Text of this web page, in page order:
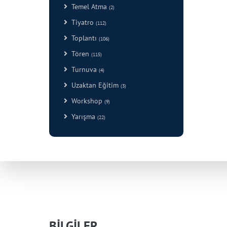
Temel Atma (2)
Tiyatro (112)
Toplantı (106)
Tören (115)
Turnuva (4)
Uzaktan Eğitim (3)
Workshop (9)
Yarışma (22)